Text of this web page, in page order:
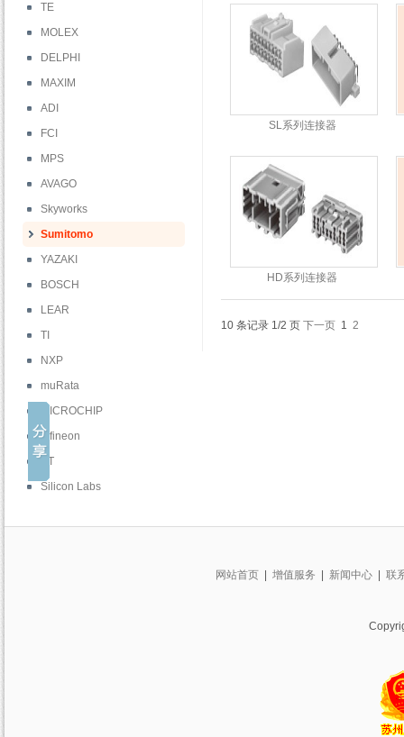
SL系列连接器
HD系列连接器
10 条记录 1/2 页 下一页 1 2
TE
MOLEX
DELPHI
MAXIM
ADI
FCI
MPS
AVAGO
Skyworks
Sumitomo
YAZAKI
BOSCH
LEAR
TI
NXP
muRata
MICROCHIP
Infineon
ST
Silicon Labs
网站首页 增值服务 新闻中心 联